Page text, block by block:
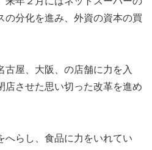
の分化を進み、外資の資本の買
古屋、大阪、の店舗に力を入
店させた思い切った改革を進め
へらし、食品に力をいれてい